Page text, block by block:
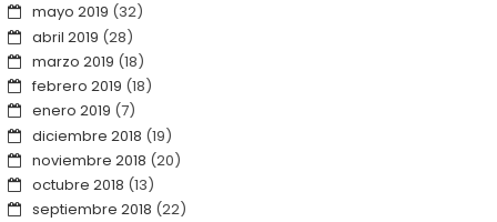
mayo 2019 (32)
abril 2019 (28)
marzo 2019 (18)
febrero 2019 (18)
enero 2019 (7)
diciembre 2018 (19)
noviembre 2018 (20)
octubre 2018 (13)
septiembre 2018 (22)